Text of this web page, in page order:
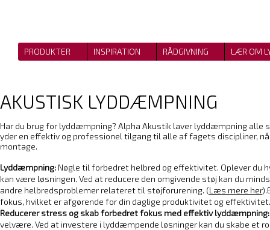
AKUSTISK LYDDÆMPNING
Har du brug for lyddæmpning? Alpha Akustik laver lyddæmpning alle
yder en effektiv og professionel tilgang til alle af fagets discipliner,
montage.
Lyddæmpning: Nøgle til forbedret helbred og effektivitet. Oplever du
kan være løsningen. Ved at reducere den omgivende støj kan du
andre helbredsproblemer relateret til støjforurening. (Læs mere her
fokus, hvilket er afgørende for din daglige produktivitet og effektivitet.
Reducerer stress og skab forbedret fokus med effektiv
velvære. Ved at investere i lyddæmpende løsninger kan du skabe et
PRODUKTER INSPIRATION RÅDGIVNING LÆR OM